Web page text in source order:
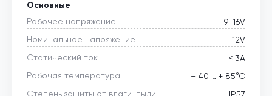
Основные
Рабочее напряжение
9-16V
Номинальное напряжение
12V
Статический ток
≤ 3А
Рабочая температура
– 40 … + 85°С
Степень защиты от влаги, пыли